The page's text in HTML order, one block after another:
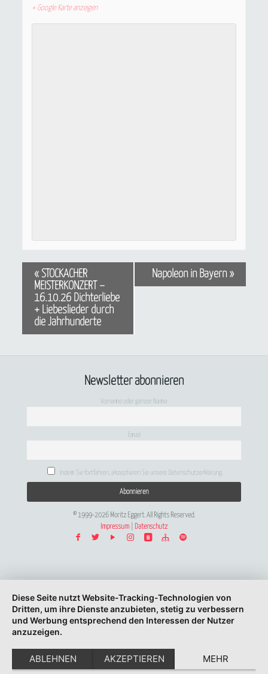
+ Google Karte anzeigen
«STOCKACHER
MEISTERKONZERT –
16.10.26 Dichterliebe
+ Liebeslieder durch
die Jahrhunderte
Napoleon in Bayern »
Newsletter abonnieren
Vorname oder ganzer Name
Email
Indem Sie fortfahren, akzeptieren Sie unsere Datenschutzerklärung.
© 1999-2026 Moritz Eggert. All Rights Reserved.
Impressum
Datenschutz
Diese Seite nutzt Website-Tracking-Technologien von
Dritten, um ihre Dienste anzubieten, stetig zu verbessern
und Werbung entsprechend den Interessen der Nutzer
anzuzeigen.
ABLEHNEN AKZEPTIEREN MEHR